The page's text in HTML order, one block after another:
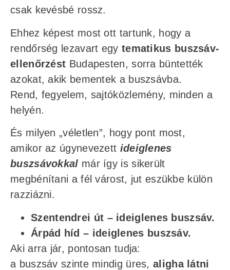
csak kevésbé rossz.
Ehhez képest most ott tartunk, hogy a
rendőrség lezavart egy tematikus buszsáv-
ellenőrzést Budapesten, sorra büntették
azokat, akik bementek a buszsávba.
Rend, fegyelem, sajtóközlemény, minden a
helyén.
És milyen „véletlen”, hogy pont most,
amikor az úgynevezett ideiglenes
buszsávokkal már így is sikerült
megbénítani a fél várost, jut eszükbe külön
razziázni.
Szentendrei út – ideiglenes buszsáv.
Árpád híd – ideiglenes buszsáv.
Aki arra jár, pontosan tudja:
a buszsáv szinte mindig üres, aligha látni